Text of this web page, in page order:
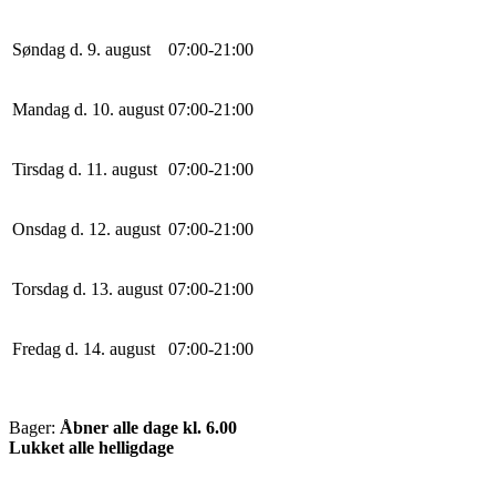
Søndag d. 9. august 07:00-21 :00
Mandag d. 10. august 07:00-21 :00
Tirsdag d. 11. august 07:00-21 :00
Onsdag d. 12. august 07:00-21 :00
Torsdag d. 13. august 07:00-21 :00
Fredag d. 14. august 07:00-21 :00
Bager: Åbner alle dage kl. 6.00
Lukket alle helligdage